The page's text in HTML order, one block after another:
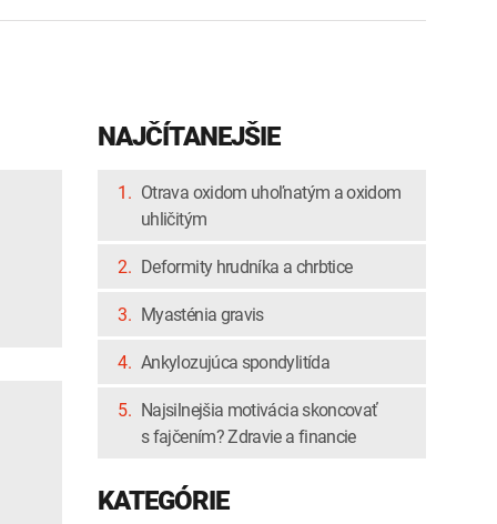
či reportáž
vpredNAJČÍTANEJŠIE
1. Otrava oxidom uhoľnatým a oxidom
uhličitým
2. Deformity hrudníka a chrbtice
3. Myasténia gravis
4. Ankylozujúca spondylitída
5. Najsilnejšia motivácia skoncovať
s fajčením? Zdravie a financie
KATEGÓRIE